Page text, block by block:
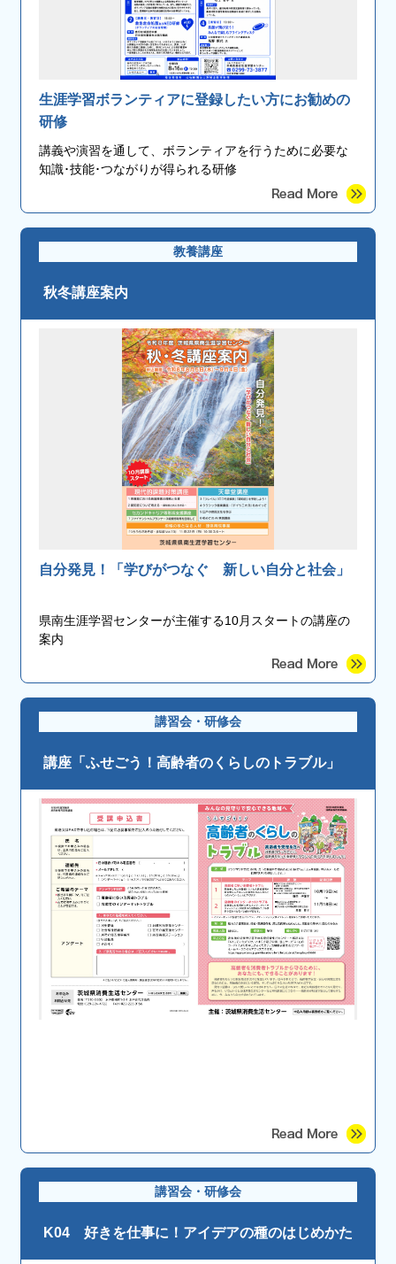
生涯学習ボランティアに登録したい方にお勧めの
研修
講義や演習を通して、ボランティアを行うために必要な
知識･技能･つながりが得られる研修
教養講座
秋冬講座案内
自分発見！「学びがつなぐ 新しい自分と社会」
県南生涯学習センターが主催する10月スタートの講座の
案内
講習会・研修会
講座「ふせごう！高齢者のくらしのトラブル」
講習会・研修会
K04 好きを仕事に！アイデアの種のはじめかた